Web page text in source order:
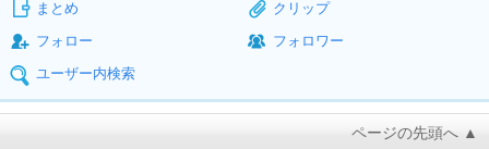
まとめ
クリップ
フォロー
フォロワー
ユーザー内検索
ページの先頭へ ▲